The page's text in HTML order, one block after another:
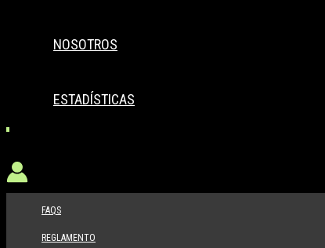
NOSOTROS
ESTADÍSTICAS
FAQS
REGLAMENTO